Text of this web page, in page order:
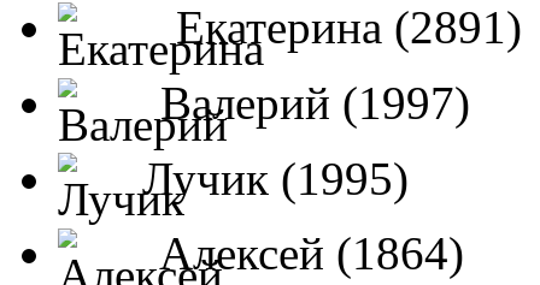
Екатерина (2891)
Валерий (1997)
Лучик (1995)
Алексей (1864)